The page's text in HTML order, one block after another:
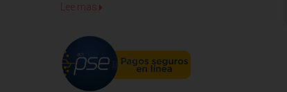
Lee mas